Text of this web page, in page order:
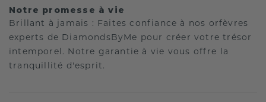
Notre promesse à vie
Brillant à jamais : Faites confiance à nos orfèvres
experts de DiamondsByMe pour créer votre trésor
intemporel. Notre garantie à vie vous offre la
tranquillité d'esprit.